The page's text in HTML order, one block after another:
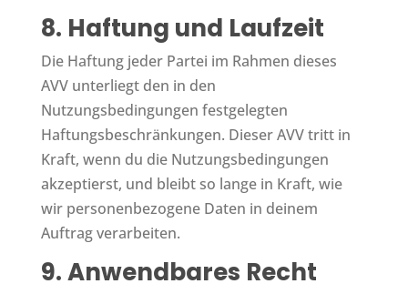
8. Haftung und Laufzeit
Die Haftung jeder Partei im Rahmen dieses
AVV unterliegt den in den
Nutzungsbedingungen festgelegten
Haftungsbeschränkungen. Dieser AVV tritt in
Kraft, wenn du die Nutzungsbedingungen
akzeptierst, und bleibt so lange in Kraft, wie
wir personenbezogene Daten in deinem
Auftrag verarbeiten.
9. Anwendbares Recht